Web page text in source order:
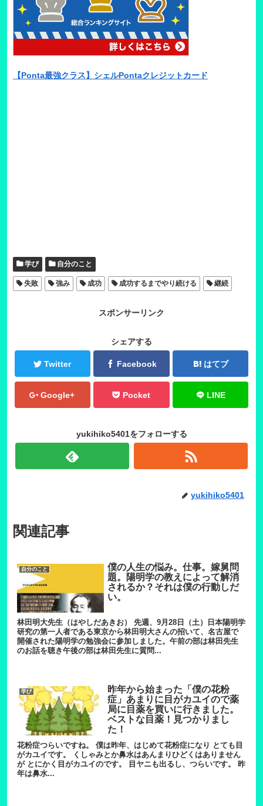
【Ponta最強クラス】シェルPontaクレジットカード
学び 自分のこと
失敗 強み 成功 成功するまでやり続ける 継続
スポンサーリンク
シェアする
Twitter Facebook はてブ
Google+ Pocket LINE
yukihiko5401をフォローする
yukihiko5401
関連記事
自分のこと
僕の人生の悩み。仕事。嫁舅問
題。陽明学の教えによって解消
されるか？それは僕の行動しだ
い。
林田明大先生（はやしだあきお） 先週、9月28日（土）日本陽明学
研究の第一人者である東京から林田明大さんの招いて、名古屋で
開催された陽明学の勉強会に参加しました。午前の部は林田先生
のお話を聴き午後の部は林田先生に質問...
学び
昨年から始まった「僕の花粉
症」あまりに目がカユイので薬
局に目薬を買いに行きました。
ベストな目薬！見つかりまし
た！
花粉症つらいですね。 僕は昨年、はじめて花粉症になり とても目
がカユイです。 くしゃみとか鼻水はあんまりひどくはありません
が とにかく目がカユイのです。 目ヤニも出るし、つらいです。 昨
年は鼻水...